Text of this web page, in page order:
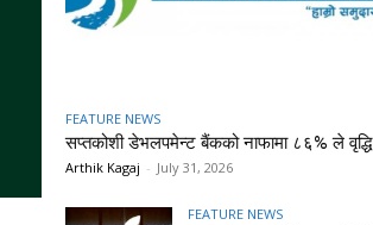
FEATURE NEWS
सप्तकोशी डेभलपमेन्ट बैंकको नाफामा ८६% ले वृद्धि
Arthik Kagaj - July 31, 2026
FEATURE NEWS